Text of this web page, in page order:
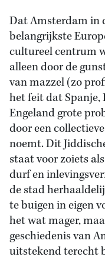
Dat Amsterdam in
belangrijkste
cultureel centrum
alleen door de
van mazzel (zo
het feit dat
Engeland grote
door een
noemt. Dit
staat voor zoiets
durf en
de stad
te buigen in eigen
het wat mager,
geschiedenis van
uitstekend terecht